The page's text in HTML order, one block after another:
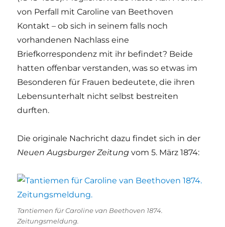
von Perfall mit Caroline van Beethoven
Kontakt – ob sich in seinem falls noch
vorhandenen Nachlass eine
Briefkorrespondenz mit ihr befindet? Beide
hatten offenbar verstanden, was so etwas im
Besonderen für Frauen bedeutete, die ihren
Lebensunterhalt nicht selbst bestreiten
durften.
Die originale Nachricht dazu findet sich in der
Neuen Augsburger Zeitung vom 5. März 1874:
Tantiemen für Caroline van Beethoven 1874.
Zeitungsmeldung.